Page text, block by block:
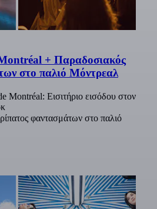
+ Παραδοσιακός
στο παλιό Μόντρεαλ
Montréal: Εισιτήριο εισόδου στον
φαντασμάτων στο παλιό